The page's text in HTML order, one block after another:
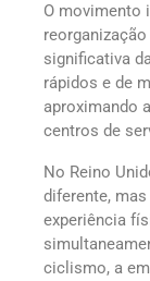
O movimento
significativa
rápidos e de
aproximando
centros de
No Reino
diferente,
experiência
ciclismo, a